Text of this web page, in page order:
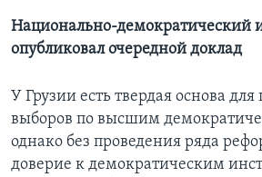
Языки
Национально-демократический
опубликовал очередной доклад
У Грузии есть твердая основа
выборов по высшим
однако без проведения ряда
доверие к демократическим